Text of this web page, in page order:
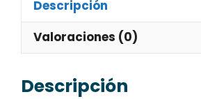
Descripción
Valoraciones (0)
Descripción